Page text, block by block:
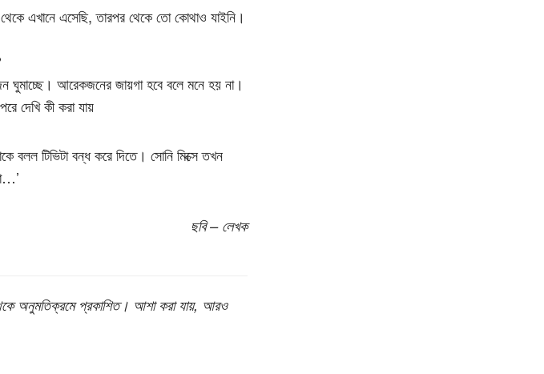
এখানে এসেছি, তারপর থেকে তো কোথাও যাইনি।
আরেকজনের জায়গা হবে বলে মনে হয় না।
দেখি কী করা যায়
বলল টিভিটা বন্ধ করে দিতে। সোনি মিক্সে তখন
ছবি – লেখক
অনুমতিক্রমে প্রকাশিত। আশা করা যায়, আরও